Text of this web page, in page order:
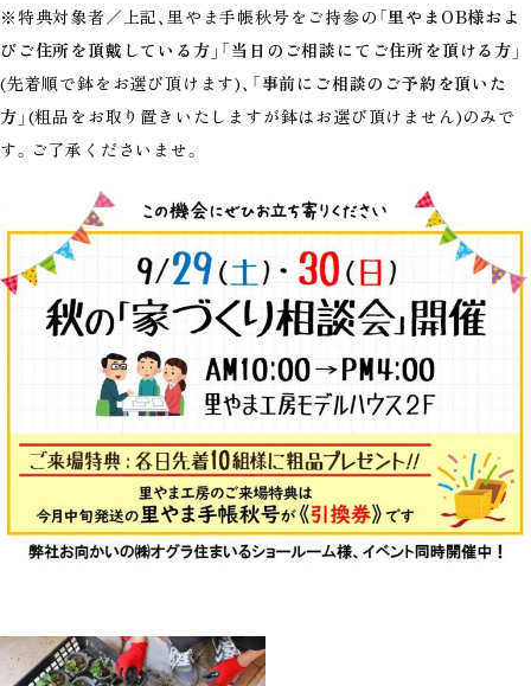
※特典対象者／上記、里やま手帳秋号をご持参の 「里やまOB様およ
びご住所を頂戴している方」 「当日のご相談にてご住所を頂ける方」
(先着順で鉢をお選び頂けます)、 「事前にご相談のご予約を頂いた
方」 (粗品をお取り置きいたしますが鉢はお選び頂けません)のみで
す。ご了承くださいませ。